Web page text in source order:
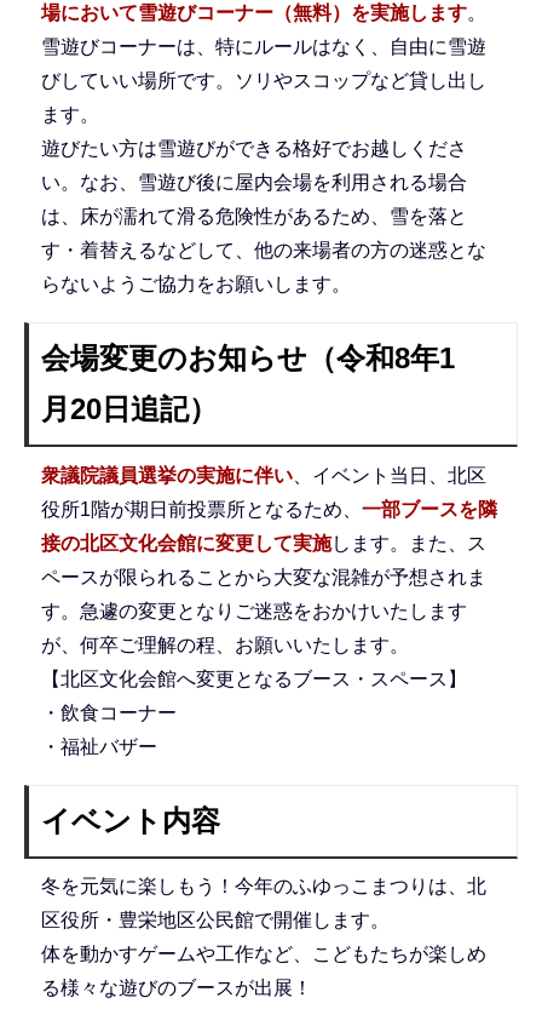
場において雪遊びコーナー（無料）を実施します。
雪遊びコーナーは、特にルールはなく、自由に雪遊
びしていい場所です。ソリやスコップなど貸し出し
ます。
遊びたい方は雪遊びができる格好でお越しくださ
い。なお、雪遊び後に屋内会場を利用される場合
は、床が濡れて滑る危険性があるため、雪を落と
す・着替えるなどして、他の来場者の方の迷惑とな
らないようご協力をお願いします。
会場変更のお知らせ（令和8年1
月20日追記）
衆議院議員選挙の実施に伴い、イベント当日、北区
役所1階が期日前投票所となるため、 一部ブースを隣
接の北区文化会館に変更して実施します。また、ス
ペースが限られることから大変な混雑が予想されま
す。急遽の変更となりご迷惑をおかけいたします
が、何卒ご理解の程、お願いいたします。
【北区文化会館へ変更となるブース・スペース】
・飲食コーナー
・福祉バザー
イベント内容
冬を元気に楽しもう！今年のふゆっこまつりは、北
区役所・豊栄地区公民館で開催します。
体を動かすゲームや工作など、こどもたちが楽しめ
る様々な遊びのブースが出展！